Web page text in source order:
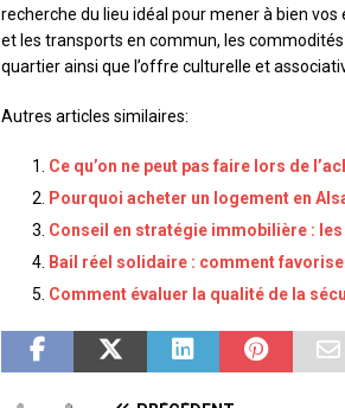
recherche du lieu idéal pour mener à bien
et les transports en commun, les
quartier ainsi que l’offre culturelle et
Autres articles similaires:
Ce qu’on ne peut pas faire lors de
Pourquoi acheter un logement en
Conseil en stratégie immobilière :
Bail réel solidaire : comment
Comment évaluer la qualité de la